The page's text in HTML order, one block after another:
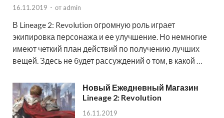
16.11.2019 - от admin
В Lineage 2: Revolution огромную роль играет
экипировка персонажа и ее улучшение. Но немногие
имеют четкий план действий по получению лучших
вещей. Здесь не будет рассуждений о том, в какой …
Новый Ежедневный Магазин
Lineage 2: Revolution
16.11.2019